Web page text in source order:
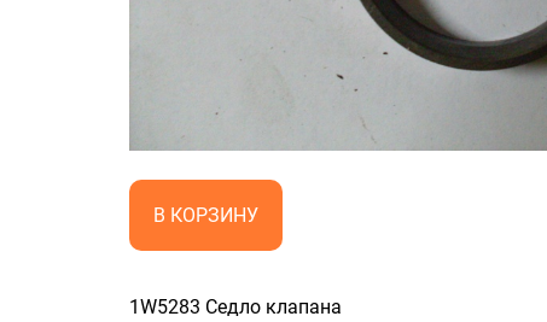
В КОРЗИНУ
1W5283 Седло клапана